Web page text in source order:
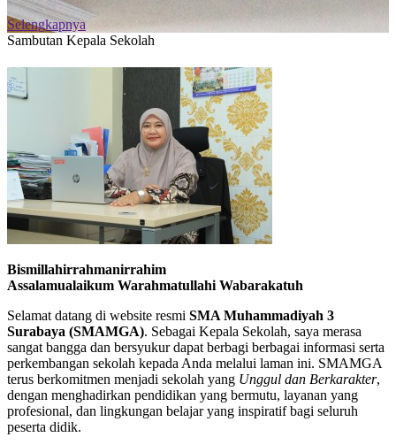
Selengkapnya
Sambutan Kepala Sekolah
Bismillahirrahmanirrahim
Assalamualaikum Warahmatullahi Wabarakatuh
Selamat datang di website resmi SMA Muhammadiyah 3
Surabaya (SMAMGA). Sebagai Kepala Sekolah, saya merasa
sangat bangga dan bersyukur dapat berbagi berbagai informasi serta
perkembangan sekolah kepada Anda melalui laman ini. SMAMGA
terus berkomitmen menjadi sekolah yang Unggul dan Berkarakter,
dengan menghadirkan pendidikan yang bermutu, layanan yang
profesional, dan lingkungan belajar yang inspiratif bagi seluruh
peserta didik.